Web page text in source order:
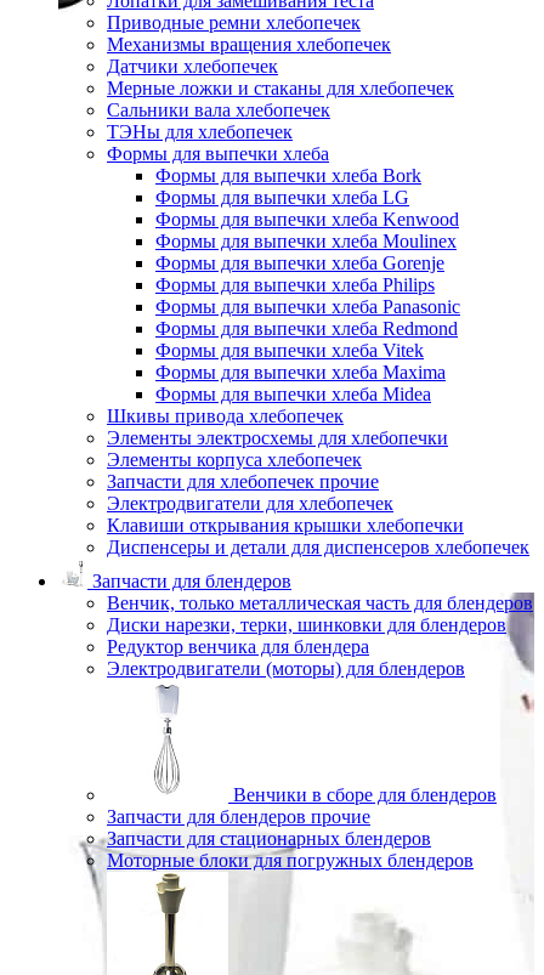
Приводные ремни хлебопечек
Механизмы вращения хлебопечек
Датчики хлебопечек
Мерные ложки и стаканы для хлебопечек
Сальники вала хлебопечек
ТЭНы для хлебопечек
Формы для выпечки хлеба
Формы для выпечки хлеба Bork
Формы для выпечки хлеба LG
Формы для выпечки хлеба Kenwood
Формы для выпечки хлеба Moulinex
Формы для выпечки хлеба Gorenje
Формы для выпечки хлеба Philips
Формы для выпечки хлеба Panasonic
Формы для выпечки хлеба Redmond
Формы для выпечки хлеба Vitek
Формы для выпечки хлеба Maxima
Формы для выпечки хлеба Midea
Шкивы привода хлебопечек
Элементы электросхемы для хлебопечки
Элементы корпуса хлебопечек
Запчасти для хлебопечек прочие
Электродвигатели для хлебопечек
Клавиши открывания крышки хлебопечки
Диспенсеры и детали для диспенсеров хлебопечек
Запчасти для блендеров
Венчик, только металлическая часть для блендеров
Диски нарезки, терки, шинковки для блендеров
Редуктор венчика для блендера
Электродвигатели (моторы) для блендеров
Венчики в сборе для блендеров
Запчасти для блендеров прочие
Запчасти для стационарных блендеров
Моторные блоки для погружных блендеров